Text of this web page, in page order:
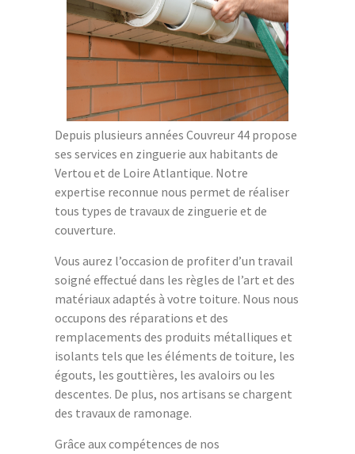
Depuis plusieurs années Couvreur 44 propose
ses services en zinguerie aux habitants de
Vertou et de Loire Atlantique. Notre
expertise reconnue nous permet de réaliser
tous types de travaux de zinguerie et de
couverture.
Vous aurez l’occasion de profiter d’un travail
soigné effectué dans les règles de l’art et des
matériaux adaptés à votre toiture. Nous nous
occupons des réparations et des
remplacements des produits métalliques et
isolants tels que les éléments de toiture, les
égouts, les gouttières, les avaloirs ou les
descentes. De plus, nos artisans se chargent
des travaux de ramonage.
Grâce aux compétences de nos